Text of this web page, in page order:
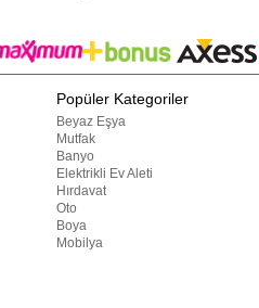
Popüler Kategoriler
Beyaz Eşya
Mutfak
Banyo
Elektrikli Ev Aleti
Hırdavat
Oto
Boya
Mobilya